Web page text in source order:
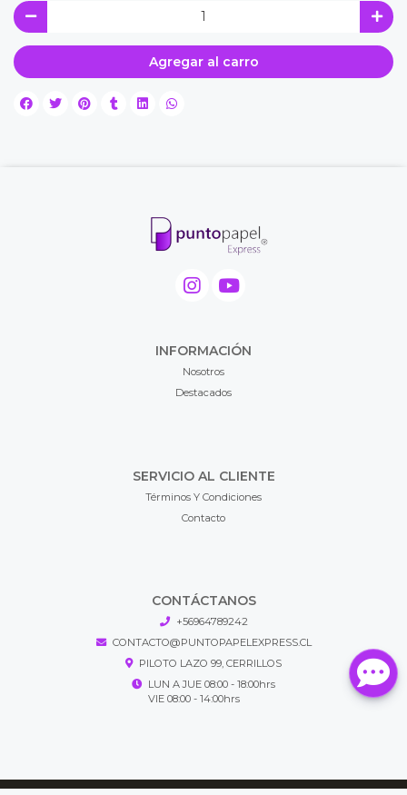
Agregar al carro
INFORMACIÓN
Nosotros
Destacados
SERVICIO AL CLIENTE
Términos Y Condiciones
Contacto
CONTÁCTANOS
+56964789242
CONTACTO@PUNTOPAPELEXPRESS.CL
PILOTO LAZO 99, CERRILLOS
LUN A JUE 08:00 - 18:00hrs
VIE 08:00 - 14:00hrs